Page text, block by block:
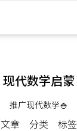
现代数学启蒙
推广现代数学🍚
文章 分类 标签